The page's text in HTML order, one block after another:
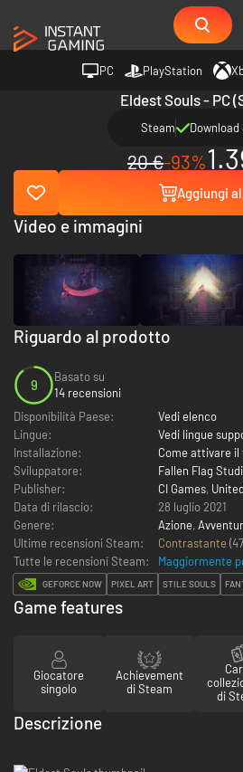
PC PlayStation
Eldest Souls - PC
Steam
20 €-93%
Aggiungi
Riguardo al prodotto
9
Basato su
14 recensioni
Disponibilità Paese:
Vedi elenco
Lingue:
Vedi lingue
Installazione:
Come attivare
Sviluppatore:
Fallen Flag
Publisher:
CI Games,
Data di rilascio:
28 luglio 2021
Genere:
Azione,
Ultime recensioni Steam:
Contrastante
Tutte le recensioni Steam:
Maggiormente
GEFORCE NOW PIXEL ART STILE SOULS
Video e immagini
Game features
Giocatore
singolo
Achievement
di Steam
di
Descrizione